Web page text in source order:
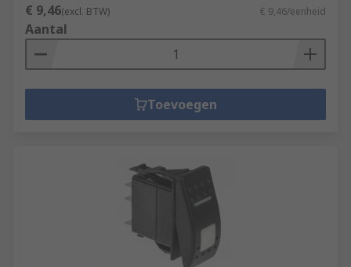
€ 9,46(excl. BTW) € 9,46/eenheid
Aantal
Toevoegen